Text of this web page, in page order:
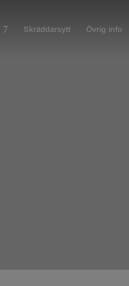
Skräddarsytt Övrig info